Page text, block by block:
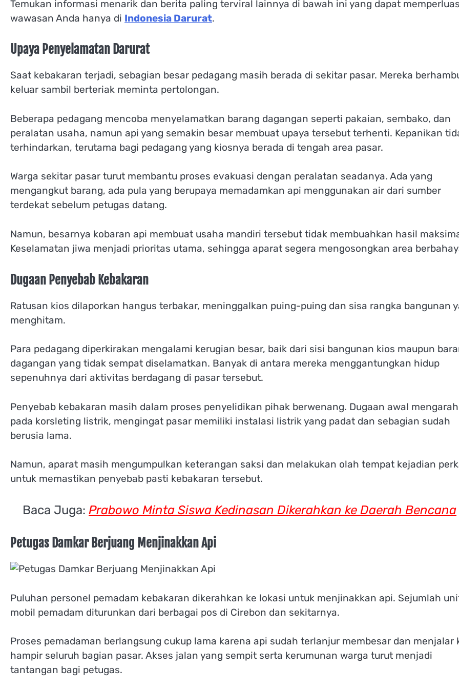
Temukan informasi menarik dan berita paling terviral lainnya di bawah ini yang dapat
wawasan Anda hanya di Indonesia Darurat.
Upaya Penyelamatan Darurat
Saat kebakaran terjadi, sebagian besar pedagang masih berada di sekitar pasar. Mereka
keluar sambil berteriak meminta pertolongan.
Beberapa pedagang mencoba menyelamatkan barang dagangan seperti pakaian, sembako, dan
peralatan usaha, namun api yang semakin besar membuat upaya tersebut terhenti. Kepanikan
terhindarkan, terutama bagi pedagang yang kiosnya berada di tengah area pasar.
Warga sekitar pasar turut membantu proses evakuasi dengan peralatan seadanya. Ada yang
mengangkut barang, ada pula yang berupaya memadamkan api menggunakan air dari sumber
terdekat sebelum petugas datang.
Namun, besarnya kobaran api membuat usaha mandiri tersebut tidak membuahkan hasil
Keselamatan jiwa menjadi prioritas utama, sehingga aparat segera mengosongkan area
Dugaan Penyebab Kebakaran
Ratusan kios dilaporkan hangus terbakar, meninggalkan puing-puing dan sisa rangka bangunan
menghitam.
Para pedagang diperkirakan mengalami kerugian besar, baik dari sisi bangunan kios maupun
dagangan yang tidak sempat diselamatkan. Banyak di antara mereka menggantungkan hidup
sepenuhnya dari aktivitas berdagang di pasar tersebut.
Penyebab kebakaran masih dalam proses penyelidikan pihak berwenang. Dugaan awal mengarah
pada korsleting listrik, mengingat pasar memiliki instalasi listrik yang padat dan sebagian sudah
berusia lama.
Namun, aparat masih mengumpulkan keterangan saksi dan melakukan olah tempat kejadian
untuk memastikan penyebab pasti kebakaran tersebut.
Baca Juga: Prabowo Minta Siswa Kedinasan Dikerahkan ke Daerah Bencana
Petugas Damkar Berjuang Menjinakkan Api
Puluhan personel pemadam kebakaran dikerahkan ke lokasi untuk menjinakkan api. Sejumlah
mobil pemadam diturunkan dari berbagai pos di Cirebon dan sekitarnya.
Proses pemadaman berlangsung cukup lama karena api sudah terlanjur membesar dan menjalar
hampir seluruh bagian pasar. Akses jalan yang sempit serta kerumunan warga turut menjadi
tantangan bagi petugas.